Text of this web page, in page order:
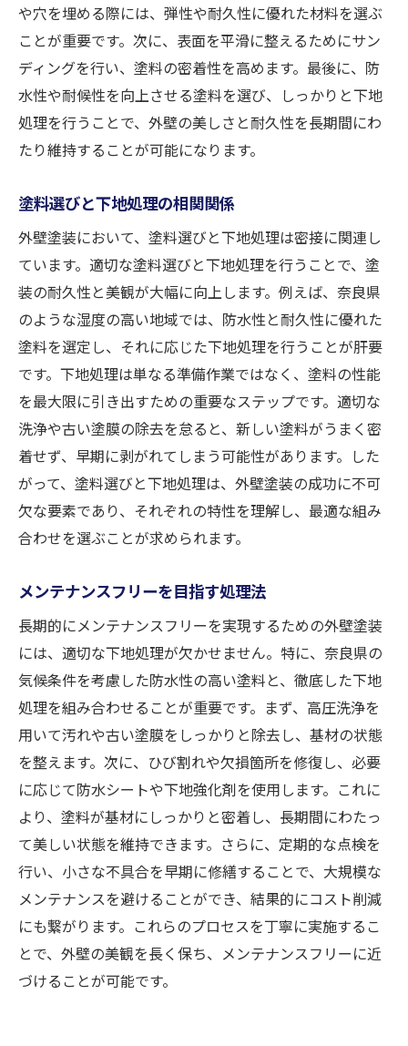
や穴を埋める際には、弾性や耐久性に優れた材料を選ぶ
ことが重要です。次に、表面を平滑に整えるためにサン
ディングを行い、塗料の密着性を高めます。最後に、防
水性や耐候性を向上させる塗料を選び、しっかりと下地
処理を行うことで、外壁の美しさと耐久性を長期間にわ
たり維持することが可能になります。
塗料選びと下地処理の相関関係
外壁塗装において、塗料選びと下地処理は密接に関連し
ています。適切な塗料選びと下地処理を行うことで、塗
装の耐久性と美観が大幅に向上します。例えば、奈良県
のような湿度の高い地域では、防水性と耐久性に優れた
塗料を選定し、それに応じた下地処理を行うことが肝要
です。下地処理は単なる準備作業ではなく、塗料の性能
を最大限に引き出すための重要なステップです。適切な
洗浄や古い塗膜の除去を怠ると、新しい塗料がうまく密
着せず、早期に剥がれてしまう可能性があります。した
がって、塗料選びと下地処理は、外壁塗装の成功に不可
欠な要素であり、それぞれの特性を理解し、最適な組み
合わせを選ぶことが求められます。
メンテナンスフリーを目指す処理法
長期的にメンテナンスフリーを実現するための外壁塗装
には、適切な下地処理が欠かせません。特に、奈良県の
気候条件を考慮した防水性の高い塗料と、徹底した下地
処理を組み合わせることが重要です。まず、高圧洗浄を
用いて汚れや古い塗膜をしっかりと除去し、基材の状態
を整えます。次に、ひび割れや欠損箇所を修復し、必要
に応じて防水シートや下地強化剤を使用します。これに
より、塗料が基材にしっかりと密着し、長期間にわたっ
て美しい状態を維持できます。さらに、定期的な点検を
行い、小さな不具合を早期に修繕することで、大規模な
メンテナンスを避けることができ、結果的にコスト削減
にも繋がります。これらのプロセスを丁寧に実施するこ
とで、外壁の美観を長く保ち、メンテナンスフリーに近
づけることが可能です。